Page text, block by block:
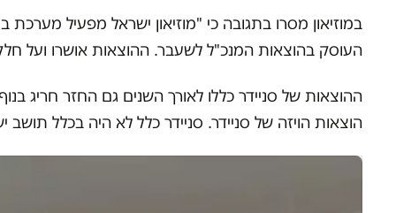
במוזיאון מסרו בתגובה כי "מוזיאון ישראל מפעיל
העוסק בהוצאות המנכ"ל לשעבר. ההוצאות אושרו ועל חלקן התקבלו החזרים מאגודת
הוצאות הויזה של סניידר. סניידר כלל לא היה בכלל תושב ישראל ושהה